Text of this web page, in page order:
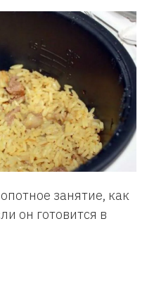
занятие, как
он готовится в